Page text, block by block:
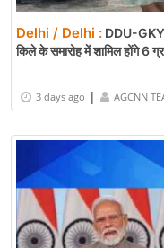
Delhi / Delhi : DDU-
किले के समारोह में शामिल होंगे 6
3 days ago | AGCNN